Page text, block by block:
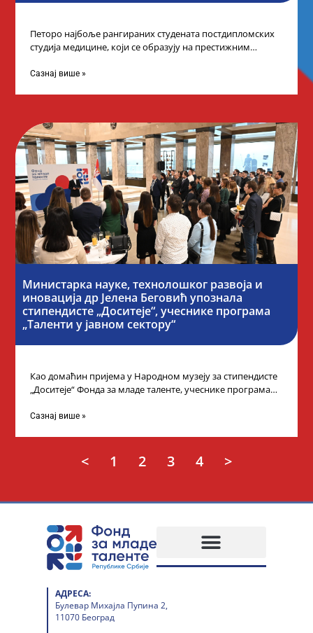
Петоро најбоље рангираних студената постдипломских
студија медицине, који се образују на престижним
стипендије од
Сазнај више »
Министарка науке, технолошког развоја и
иновација др Јелена Беговић упознала
стипендисте „Доситеје“, учеснике програма
„Таленти у јавном сектору“
Као домаћин пријема у Народном музеју за стипендисте
„Доситеје“ Фонда за младе таленте, учеснике програма
Сазнај више »
< 1 2 3 4 >
АДРЕСА:
Булевар Михајла Пупина 2,
11070 Београд